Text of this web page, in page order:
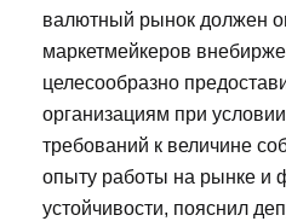
валютный рынок должен
маркетмейкеров
целесообразно
организациям при
требований к величине
опыту работы на рынке и
устойчивости, пояснил